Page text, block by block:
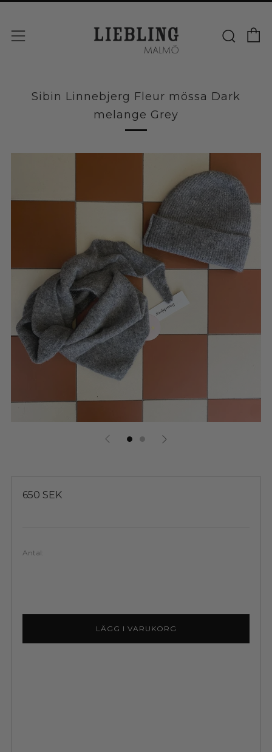
Sök
Sibin Linnebjerg Fleur mössa Dark
melange Grey
Ordinarie
650 SEK
Antal:
LÄGG I VARUKORG